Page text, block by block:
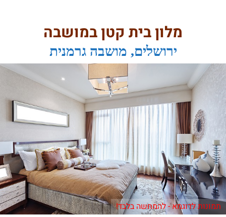
מלון בית קטן במושבה
ירושלים, מושבה גרמנית
תמונות לדוגמא - להמחשה בלבד!